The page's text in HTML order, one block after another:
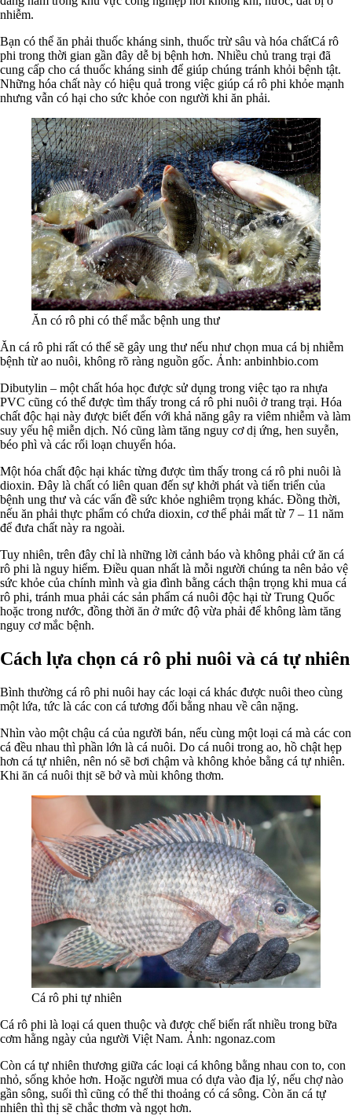
nhiễm.
Bạn có thể ăn phải thuốc kháng sinh, thuốc trừ sâu và hóa chấtCá rô
phi trong thời gian gần đây dễ bị bệnh hơn. Nhiều chủ trang trại đã
cung cấp cho cá thuốc kháng sinh để giúp chúng tránh khỏi bệnh tật.
Những hóa chất này có hiệu quả trong việc giúp cá rô phi khỏe mạnh
nhưng vẫn có hại cho sức khỏe con người khi ăn phải.
Ăn có rô phi có thể mắc bệnh ung thư
Ăn cá rô phi rất có thể sẽ gây ung thư nếu như chọn mua cá bị nhiễm
bệnh từ ao nuôi, không rõ ràng nguồn gốc. Ảnh: anbinhbio.com
Dibutylin – một chất hóa học được sử dụng trong việc tạo ra nhựa
PVC cũng có thể được tìm thấy trong cá rô phi nuôi ở trang trại. Hóa
chất độc hại này được biết đến với khả năng gây ra viêm nhiễm và làm
suy yếu hệ miễn dịch. Nó cũng làm tăng nguy cơ dị ứng, hen suyễn,
béo phì và các rối loạn chuyển hóa.
Một hóa chất độc hại khác từng được tìm thấy trong cá rô phi nuôi là
dioxin. Đây là chất có liên quan đến sự khởi phát và tiến triển của
bệnh ung thư và các vấn đề sức khỏe nghiêm trọng khác. Đồng thời,
nếu ăn phải thực phẩm có chứa dioxin, cơ thể phải mất từ 7 – 11 năm
để đưa chất này ra ngoài.
Tuy nhiên, trên đây chỉ là những lời cảnh báo và không phải cứ ăn cá
rô phi là nguy hiểm. Điều quan nhất là mỗi người chúng ta nên bảo vệ
sức khỏe của chính mình và gia đình bằng cách thận trọng khi mua cá
rô phi, tránh mua phải các sản phẩm cá nuôi độc hại từ Trung Quốc
hoặc trong nước, đồng thời ăn ở mức độ vừa phải để không làm tăng
nguy cơ mắc bệnh.
Cách lựa chọn cá rô phi nuôi và cá tự nhiên
Bình thường cá rô phi nuôi hay các loại cá khác được nuôi theo cùng
một lứa, tức là các con cá tương đối bằng nhau về cân nặng.
Nhìn vào một chậu cá của người bán, nếu cùng một loại cá mà các con
cá đều nhau thì phần lớn là cá nuôi. Do cá nuôi trong ao, hồ chật hẹp
hơn cá tự nhiên, nên nó sẽ bơi chậm và không khỏe bằng cá tự nhiên.
Khi ăn cá nuôi thịt sẽ bở và mùi không thơm.
Cá rô phi tự nhiên
Cá rô phi là loại cá quen thuộc và được chế biến rất nhiều trong bữa
cơm hằng ngày của người Việt Nam. Ảnh: ngonaz.com
Còn cá tự nhiên thương giữa các loại cá không bằng nhau con to, con
nhỏ, sống khỏe hơn. Hoặc người mua có dựa vào địa lý, nếu chợ nào
gần sông, suối thì cũng có thể thi thoảng có cá sông. Còn ăn cá tự
nhiên thì thị sẽ chắc thơm và ngọt hơn.